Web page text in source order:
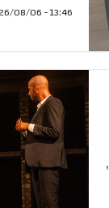
13:46 - 2026/08/06